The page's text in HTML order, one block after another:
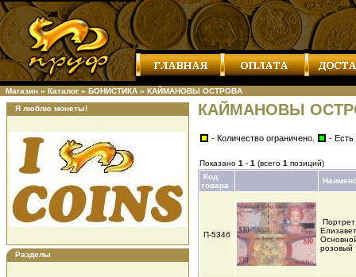
Магазин » Каталог » БОНИСТИКА » КАЙМАНОВЫ ОСТРОВА
Я люблю монеты!
Разделы
КАЙМАНОВЫ
- Количество ограничено. - Есть
Показано 1 - 1 (всего 1 позиций)
Код
товара
П-534б
розовый